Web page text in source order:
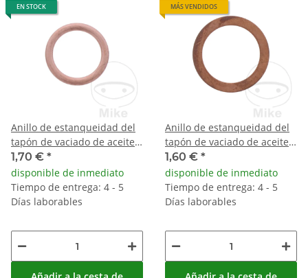
EN STOCK
Anillo de estanqueidad del
tapón de vaciado de aceite
16x22x2mm
1,70 € *
disponible de inmediato
Tiempo de entrega: 4 - 5
Días laborables
MÁS VENDIDOS
Anillo de estanqueidad del
tapón de vaciado de aceite
19x26x2mm
1,60 € *
disponible de inmediato
Tiempo de entrega: 4 - 5
Días laborables